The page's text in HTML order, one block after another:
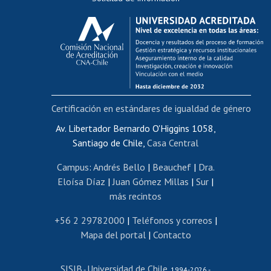
Calificación académica
Postulación al AUCAI
Funcionarias/os
Cursos internos de capacitación
Bienestar del personal
Portal de movilidad interna
Certificado de renta
Certificado de renta honorarios
Editar páginas blancas
Extranjeras/os
Revalidación y reconocimiento de títulos
Postulación al Programa de Movilidad Estudiantil
Av. Libertador Bernardo O'Higgins 1058,
Santiago de Chile, Casa Central
Campus: Andrés Bello | Beauchef| Dra.
Eloísa Díaz | Juan Gómez Millas | Sur |
más recintos
+56 2 29782000 | Teléfonos y correos |
Mapa del portal| Contacto
SISIB Universidad de Chile
Certificación en estándares de igualdad de género